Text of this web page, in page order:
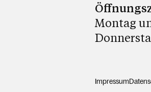
Montag
Impressum